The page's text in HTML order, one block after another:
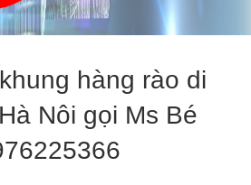
hàng rào di
Nôi gọi Ms Bé